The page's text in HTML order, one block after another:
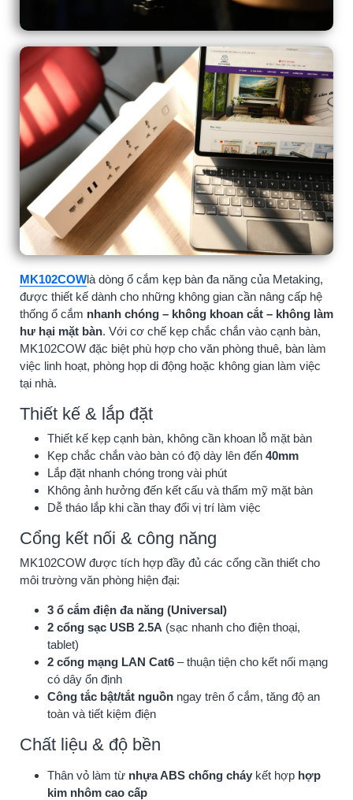
MK102COWlà dòng ổ cắm kẹp bàn đa năng của Metaking,
được thiết kế dành cho những không gian cần nâng cấp hệ
thống ổ cắm nhanh chóng – không khoan cắt – không làm
hư hại mặt bàn. Với cơ chế kẹp chắc chắn vào cạnh bàn,
MK102COW đặc biệt phù hợp cho văn phòng thuê, bàn làm
việc linh hoạt, phòng họp di động hoặc không gian làm việc
tại nhà.
Thiết kế & lắp đặt
Thiết kế kẹp cạnh bàn, không cần khoan lỗ mặt bàn
Kẹp chắc chắn vào bàn có độ dày lên đến 40mm
Lắp đặt nhanh chóng trong vài phút
Không ảnh hưởng đến kết cấu và thẩm mỹ mặt bàn
Dễ tháo lắp khi cần thay đổi vị trí làm việc
Cổng kết nối & công năng
MK102COW được tích hợp đầy đủ các cổng cần thiết cho
môi trường văn phòng hiện đại:
3 ổ cắm điện đa năng (Universal)
2 cổng sạc USB 2.5A (sạc nhanh cho điện thoại,
tablet)
2 cổng mạng LAN Cat6 – thuận tiện cho kết nối mạng
có dây ổn định
Công tắc bật/tắt nguồn ngay trên ổ cắm, tăng độ an
toàn và tiết kiệm điện
Chất liệu & độ bền
Thân vỏ làm từ nhựa ABS chống cháy kết hợp hợp
kim nhôm cao cấp